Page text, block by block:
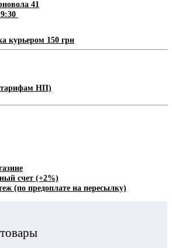
41
курьером 150 грн
тарифам НП)
счет (+2%)
(по предоплате на пересылку)